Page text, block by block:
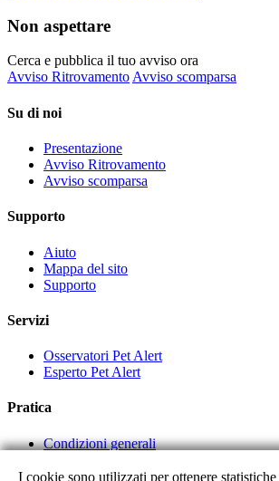
Non aspettare
Cerca e pubblica il tuo avviso ora
Avviso RitrovamentoAvviso scomparsa
Su di noi
Presentazione
Avviso Ritrovamento
Avviso scomparsa
Supporto
Aiuto
Mappa del sito
Supporto
Servizi
Osservatori Pet Alert
Esperto Pet Alert
Pratica
Condizioni generali
I cookie sono utilizzati per ottenere